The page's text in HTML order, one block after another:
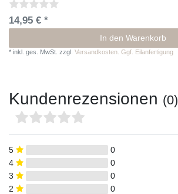
14,95 € *
In den Warenkorb
* inkl. ges. MwSt. zzgl. Versandkosten. Ggf. Eilanfertigung
Kundenrezensionen (0)
5
0
4
0
3
0
2
0